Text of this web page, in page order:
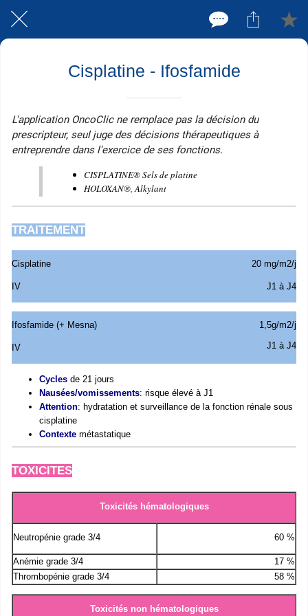
Cisplatine - Ifosfamide
L'application OncoClic ne remplace pas la décision du
prescripteur, seul juge des décisions thérapeutiques à
entreprendre dans l'exercice de ses fonctions.
CISPLATINE® Sels de platine
HOLOXAN®, Alkylant
TRAITEMENT
Cisplatine
IV
20 mg/m2/j
J1 à J4
Ifosfamide (+ Mesna)
IV
1,5g/m2/j
J1 à J4
Cycles de 21 jours
Nausées/vomissements: risque élevé à J1
Attention: hydratation et surveillance de la fonction rénale sous
cisplatine
Contexte métastatique
TOXICITES
Toxicités hématologiques
Neutropénie grade 3/4 60 %
Anémie grade 3/4
17 %
Thrombopénie grade 3/4
58 %
Toxicités non hématologiques